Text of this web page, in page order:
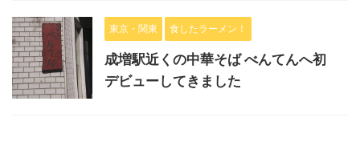
東京・関東 食したラーメン！
成増駅近くの中華そば べんてんへ初
デビューしてきました